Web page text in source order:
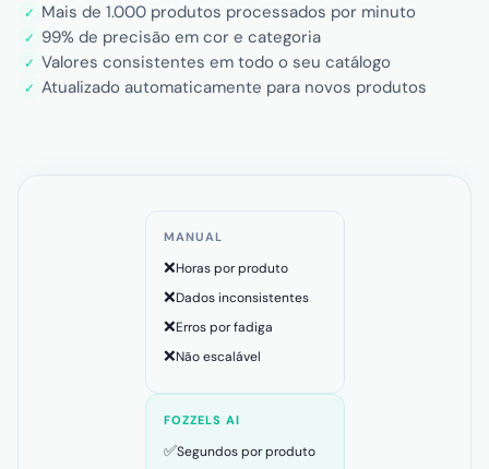
✓ Mais de 1.000 produtos processados por minuto
✓ 99% de precisão em cor e categoria
✓ Valores consistentes em todo o seu catálogo
✓ Atualizado automaticamente para novos produtos
MANUAL
❌Horas por produto
❌Dados inconsistentes
❌Erros por fadiga
❌Não escalável
FOZZELS AI
✅Segundos por produto